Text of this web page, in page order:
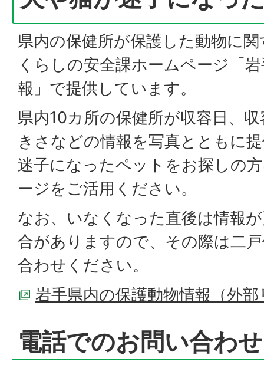
県内の保健所が保護した動物に
くらしの安全課ホームページ「
報」で提供しています。
県内10カ所の保健所が収容日、
きさなどの情報を写真とともに
迷子になったペットをお探しの
ージをご活用ください。
なお、いなくなった直後は情報
合がありますので、その際は二
合わせください。
岩手県内の保護動物情報（外
電話でのお問い合わせ